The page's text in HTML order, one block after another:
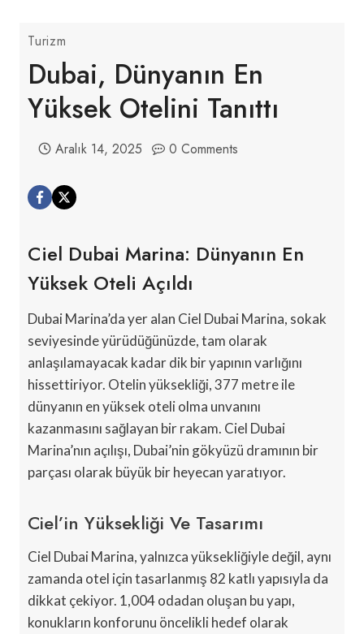
Turizm
Dubai, Dünyanın En
Yüksek Otelini Tanıttı
Aralık 14, 2025 0 Comments
Ciel Dubai Marina: Dünyanın En
Yüksek Oteli Açıldı
Dubai Marina’da yer alan Ciel Dubai Marina, sokak
seviyesinde yürüdüğünüzde, tam olarak
anlaşılamayacak kadar dik bir yapının varlığını
hissettiriyor. Otelin yüksekliği, 377 metre ile
dünyanın en yüksek oteli olma unvanını
kazanmasını sağlayan bir rakam. Ciel Dubai
Marina’nın açılışı, Dubai’nin gökyüzü dramının bir
parçası olarak büyük bir heyecan yaratıyor.
Ciel’in Yüksekliği Ve Tasarımı
Ciel Dubai Marina, yalnızca yüksekliğiyle değil, aynı
zamanda otel için tasarlanmış 82 katlı yapısıyla da
dikkat çekiyor. 1,004 odadan oluşan bu yapı,
konukların konforunu öncelikli hedef olarak